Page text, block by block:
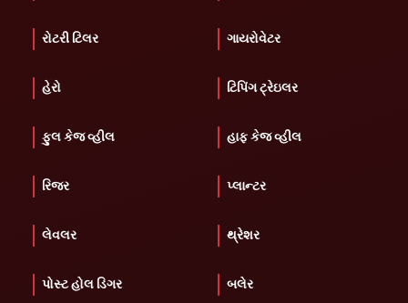
રોટરી ટિલર ગાયરોવેટર
હેરો ટિપિંગ ટ્રેઇલર
ફુલ કેજ વ્હીલ હાફ કેજ વ્હીલ
રિજર પ્લાન્ટર
લેવલર થ્રેશર
પોસ્ટ હોલ ડિગર બલેર